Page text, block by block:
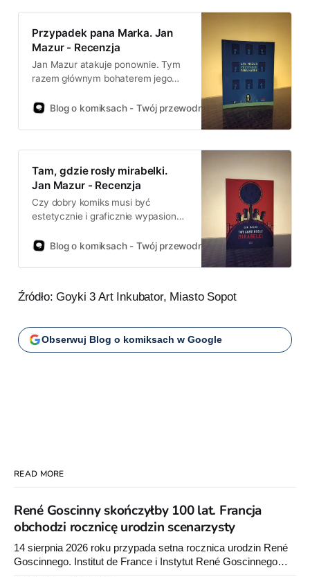
Przypadek pana Marka. Jan
Mazur - Recenzja
Jan Mazur atakuje ponownie. Tym
razem głównym bohaterem jego
jednego z miejskich osiedli. Po raz
graficznym uzupełnieniem ciekawej
historii z wplątaniem szarego
Po bardzo dobrym komiksie Jana
Mazura „Tam, gdzie rosły mirabelki”,
postanowiłem pójść za ciosem
Blog o komiksach - Twój przewodnik po świecie komiksów!
Tam, gdzie rosły mirabelki.
Jan Mazur - Recenzja
Czy dobry komiks musi być
estetycznie i graficznie wypasiony?
czy przekaz? Rysunek czy historia?
tyle odpowiedzi. Siądźcie Państwo
osiedlowego życia „patyczaków”.
właśnie II wydanie komiksu Jana
Mazura „Tam, gdzie rosły mirabelki”.
Z pierwszym
Blog o komiksach - Twój przewodnik po świecie komiksów!
Źródło: Goyki 3 Art Inkubator, Miasto Sopot
Obserwuj Blog o komiksach w Google
READ MORE
René Goscinny skończyłby 100 lat. Francja
obchodzi rocznicę urodzin scenarzysty
14 sierpnia 2026 roku przypada setna rocznica urodzin René
Goscinnego. Institut de France i Instytut René Goscinnego